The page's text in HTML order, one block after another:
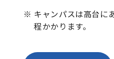
※ キャンパスは高台に
程かかります。